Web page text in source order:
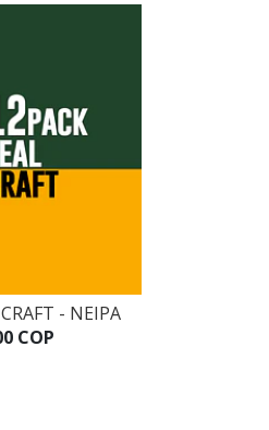
- NEIPA
COP